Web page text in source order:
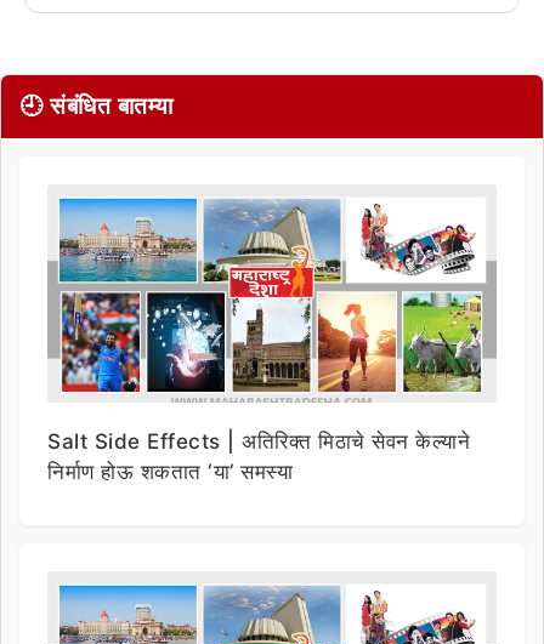
🕘 संबंधित बातम्या
Salt Side Effects | अतिरिक्त मिठाचे सेवन केल्याने
निर्माण होऊ शकतात ‘या’ समस्या